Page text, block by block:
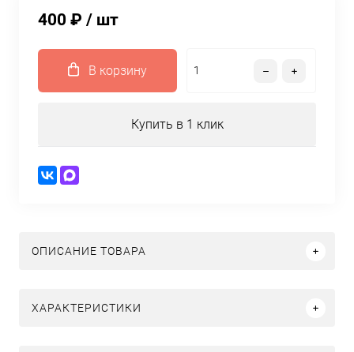
400 ₽ / шт
В корзину
Купить в 1 клик
ОПИСАНИЕ ТОВАРА
ХАРАКТЕРИСТИКИ